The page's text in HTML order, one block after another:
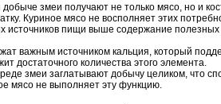
добыче змеи получают не только мясо, но и
Куриное мясо не восполняет этих
источников пищи выше содержание
важным источником кальция, который
достаточного количества этого элемента.
змеи заглатывают добычу целиком, что
мясо не выполняет эту функцию.